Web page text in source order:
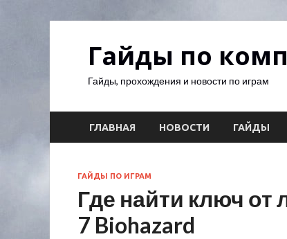
Гайды по
Гайды, прохождения и новости по играм
ГЛАВНАЯ НОВОСТИ ГАЙДЫ
ГАЙДЫ ПО ИГРАМ
Где найти ключ от
7 Biohazard